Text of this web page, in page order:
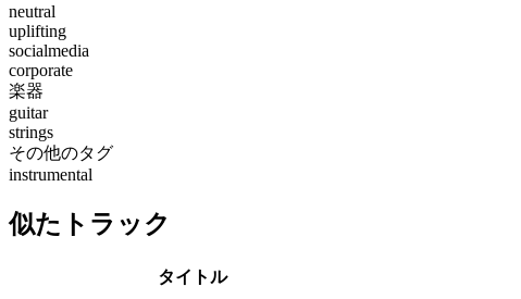
neutral
uplifting
socialmedia
corporate
楽器
guitar
strings
その他のタグ
instrumental
似たトラック
タイトル